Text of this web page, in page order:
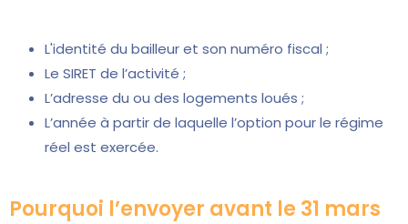
L'identité du bailleur et son numéro fiscal ;
Le SIRET de l’activité ;
L’adresse du ou des logements loués ;
L’année à partir de laquelle l’option pour le régime
réel est exercée.
Pourquoi l’envoyer avant le 31 mars